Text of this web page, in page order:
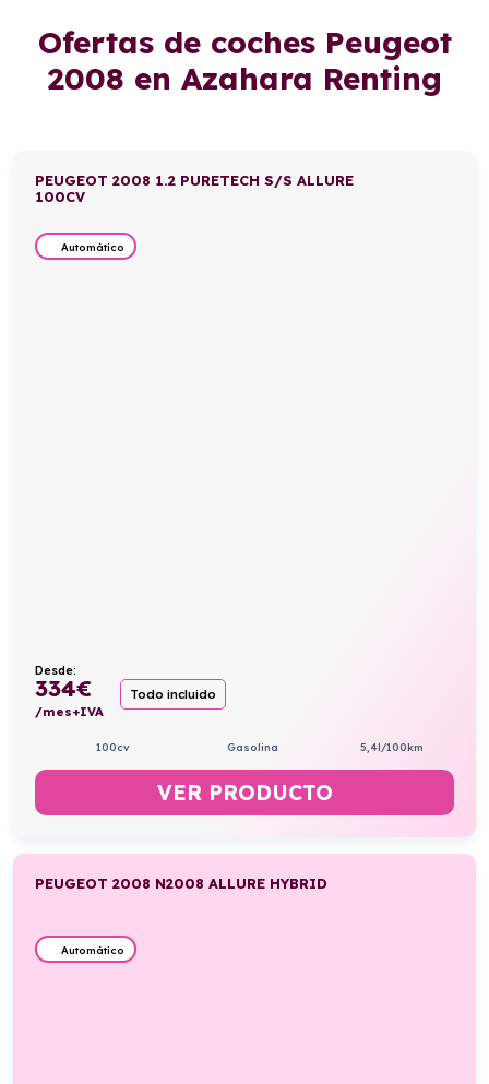
Ofertas de coches Peugeot
2008 en Azahara Renting
PEUGEOT 2008 1.2 PURETECH S/S ALLURE
100CV
Automático
Desde:
334€
/mes+IVA
Todo incluido
100cv Gasolina 5,4l/100km
VER PRODUCTO
PEUGEOT 2008 N2008 ALLURE HYBRID
Automático